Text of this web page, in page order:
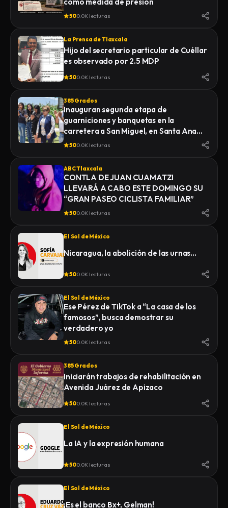
500.0K lecturas
La Prensa de Tlaxcala
Hijo del secretario particular de Cuéllar
es observado por 2.5 MDP
500.0K lecturas
385 Grados
Inauguran segunda etapa de
guarniciones y banquetas en la
carretera a San Miguel, en Santa Ana
Nopalucan
500.0K lecturas
ABC Tlaxcala
CONTLA DE JUAN CUAMATZI
LLEVARÁ A CABO ESTE DOMINGO SU
“GRAN PASEO CICLISTA FAMILIAR”
500.0K lecturas
El Sol de México
Nicaragua, la abolición de las urnas…
500.0K lecturas
El Sol de México
Ese Pérez de TikTok a “La casa de los
famosos”, busca demostrar su
verdadero yo
500.0K lecturas
385 Grados
Iniciarán trabajos de rehabilitación en
Avenida Juárez de Apizaco
500.0K lecturas
El Sol de México
La IA y la expresión humana
500.0K lecturas
El Sol de México
¡Es el banco Bx+, Gelman!